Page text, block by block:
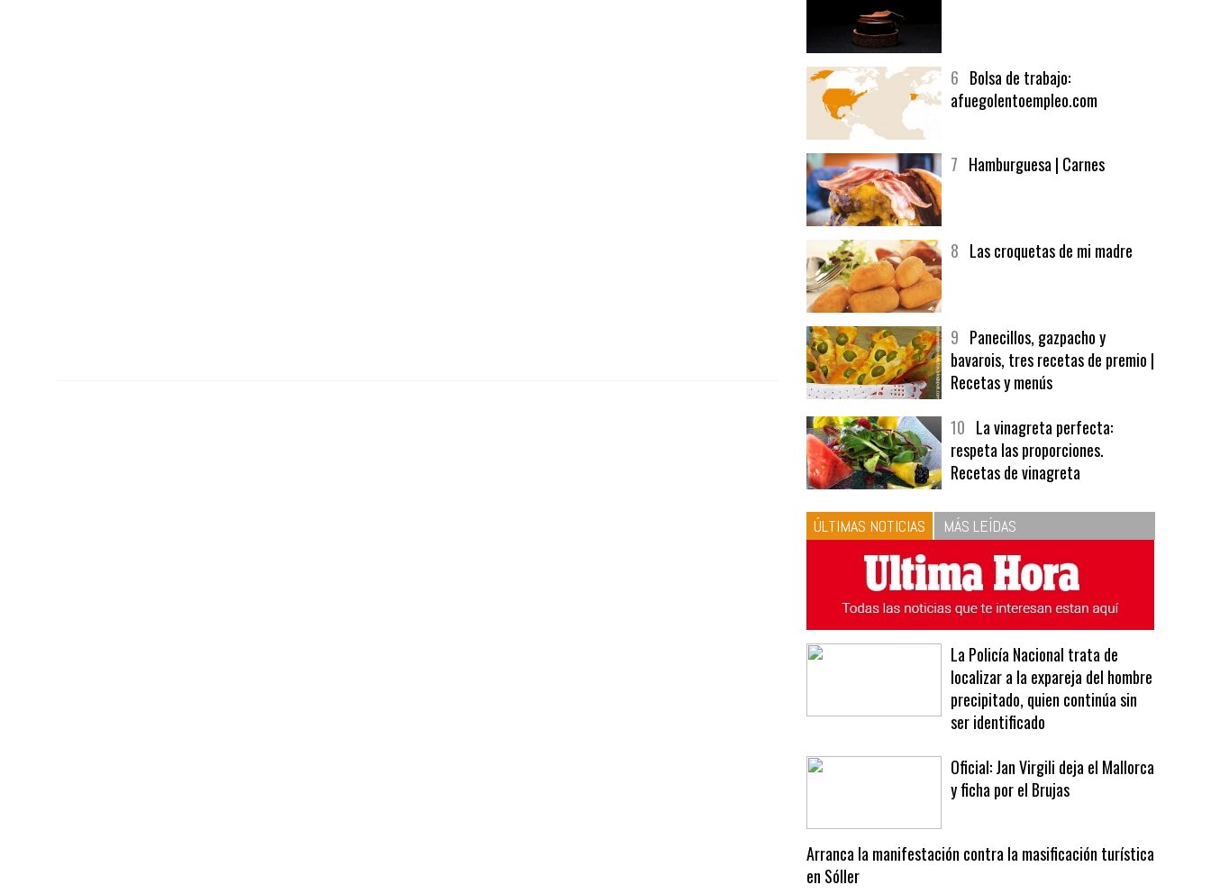
afuegolentoempleo.com
bavarois, tres recetas de premio |
Recetas y menús
respeta las proporciones.
Recetas de vinagreta
ÚLTIMAS NOTICIAS MÁS LEÍDAS
La Policía Nacional trata de
precipitado, quien continúa sin
ser identificado
y ficha por el Brujas